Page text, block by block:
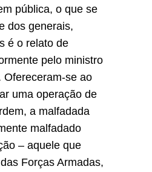
pública, o que se
dos generais,
é o relato de
pelo ministro
Ofereceram-se ao
uma operação de
a malfadada
malfadado
– aquele que
Forças Armadas,